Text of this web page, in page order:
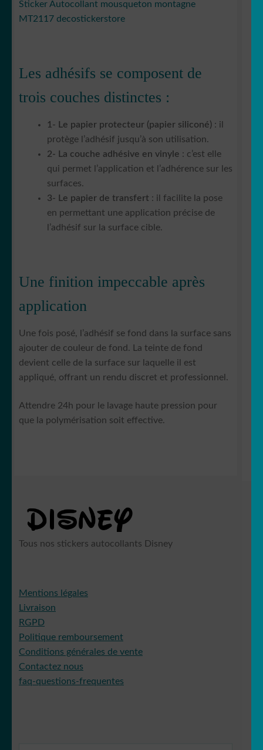
Sticker Autocollant mousqueton montagne
MT2117 decostickerstore
Les adhésifs se composent de
trois couches distinctes :
1- Le papier protecteur (papier siliconé) : il
protège l’adhésif jusqu’à son utilisation.
2- La couche adhésive en vinyle : c’est elle
qui permet l’application et l’adhérence sur les
surfaces.
3- Le papier de transfert : il facilite la pose
en permettant une application précise de
l’adhésif sur la surface cible.
Une finition impeccable après
application
Une fois posé, l’adhésif se fond dans la surface sans
ajouter de couleur de fond. La teinte de fond
devient celle de la surface sur laquelle il est
appliqué, offrant un rendu discret et professionnel.
Attendre 24h pour le lavage haute pression pour
que la polymérisation soit effective.
Tous nos stickers autocollants Disney
Mentions légales
Livraison
RGPD
Politique remboursement
Conditions générales de vente
Contactez nous
faq-questions-frequentes